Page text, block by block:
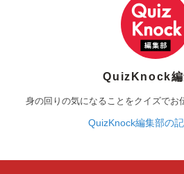
QuizKnock編
身の回りの気になることをクイズでお
QuizKnock編集部の